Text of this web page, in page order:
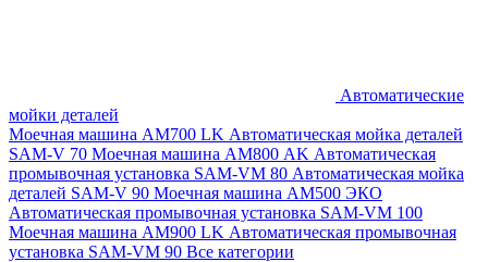
Автоматические
мойки деталей
Моечная машина AM700 LK Автоматическая мойка деталей
SAM-V 70 Моечная машина АМ800 AK Автоматическая
промывочная установка SAM-VM 80 Автоматическая мойка
деталей SAM-V 90 Моечная машина АМ500 ЭКО
Автоматическая промывочная установка SAM-VM 100
Моечная машина AM900 LK Автоматическая промывочная
установка SAM-VM 90 Все категории